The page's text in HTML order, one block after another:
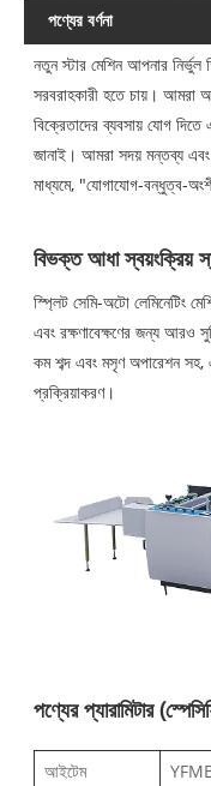
পণ্যের বর্ণনা
নতুন স্টার মেশিন আপনার নির্ভুল
সরবরাহকারী হতে চায়। আমরা
বিক্রেতাদের ব্যবসায় যোগ
জানাই। আমরা সদয় মন্তব্য
মাধ্যমে, "যোগাযোগ-বন্ধুত্ব-
বিভক্ত আধা স্বয়ংক্রিয়
স্প্লিট সেমি-অটো লেমিনেটিং
এবং রক্ষণাবেক্ষণের জন্য আরও
কম শব্দ এবং মসৃণ অপারেশন সহ,
প্রক্রিয়াকরণ।
পণ্যের প্যারামিটার
আইটেম